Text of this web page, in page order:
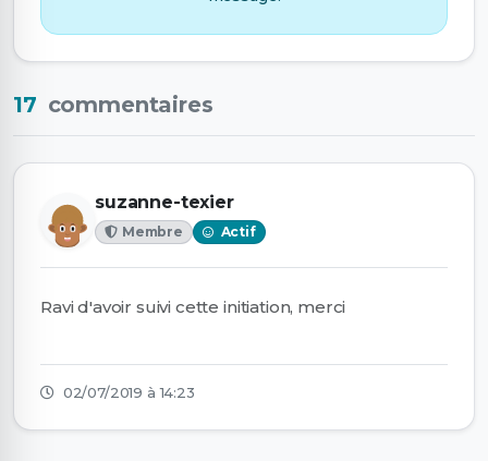
17 commentaires
suzanne-texier
Membre Actif
Ravi d'avoir suivi cette initiation, merci
02/07/2019 à 14:23